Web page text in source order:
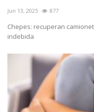
Jun 13, 2025 877
Chepes: recuperan
indebida